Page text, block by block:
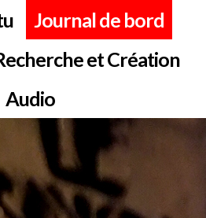
Journal de bord
et Création
Audio